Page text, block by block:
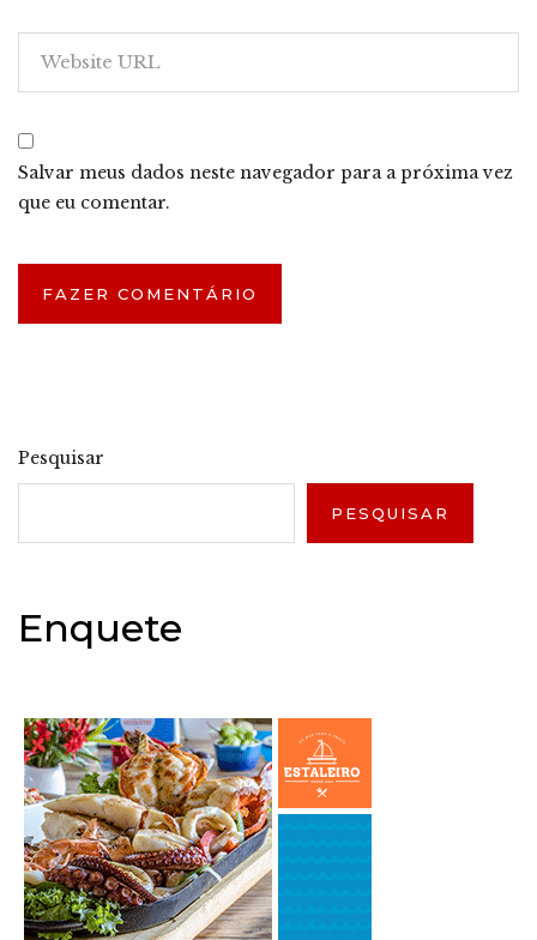
Salvar meus dados neste navegador para a próxima vez
que eu comentar.
Pesquisar
PESQUISAR
Enquete